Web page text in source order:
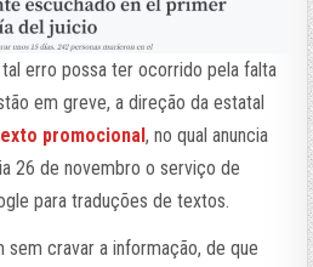
erro possa ter ocorrido pela falta
em greve, a direção da estatal
promocional, no qual anuncia
26 de novembro o serviço de
para traduções de textos.
sem cravar a informação, de que